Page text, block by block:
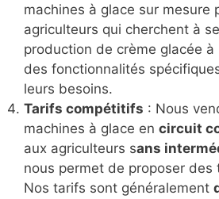
machines à glace sur mesure
agriculteurs qui cherchent à
production de crème glacée à
des fonctionnalités
leurs besoins.
Tarifs compétitifs : Nous
machines à glace en circuit
aux agriculteurs sans
nous permet de proposer
Nos tarifs sont généralement